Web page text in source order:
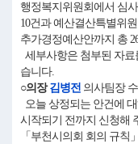
행정복지위원회에서 심
10건과 예산결산특별위
추가경정예산안까지 총
세부사항은 첨부된 자
습니다.
○의장김병전 의사팀장
오늘 상정되는 안건에
시작되기 전까지 신청해
「부천시의회 회의 규칙